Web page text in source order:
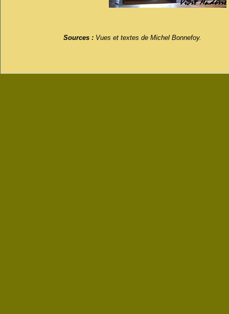
Sources : Vues et textes de Michel Bonnefoy.